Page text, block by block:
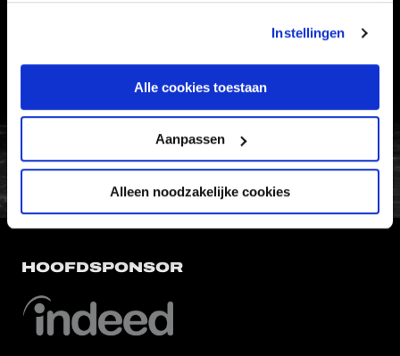
Instellingen
Alle cookies toestaan
Aanpassen
Alleen noodzakelijke cookies
VERTROUWENSPERSOON
FC Utrecht<br>vanuit<br>het
HOOFDSPONSOR